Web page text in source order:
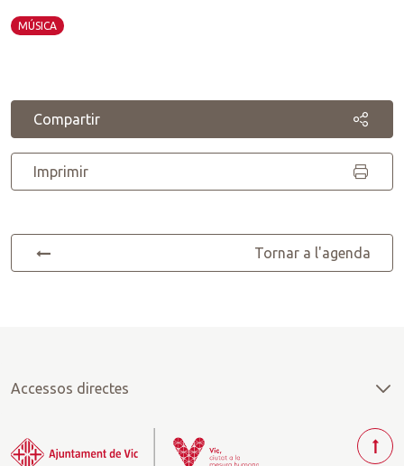
MÚSICA
Compartir
Imprimir
Tornar a l'agenda
Accessos directes
T